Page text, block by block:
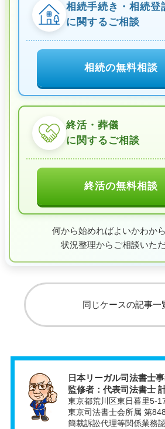
相続手続き・相続登
に関するご相談
相続の無料相談
終活・葬儀
に関するご相談
終活の無料相談
何から始めればよいかわか
状況整理からご相談いただ
同じケースの記事一
日本リーガル司法書士
監修者：代表司法書士
東京都荒川区東日暮里5-
東京司法書士会所属 第
簡裁訴訟代理等関係業務